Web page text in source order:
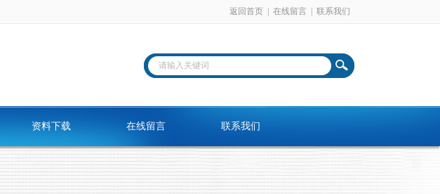
返回首页 在线留言 联系我们
资料下载 在线留言 联系我们